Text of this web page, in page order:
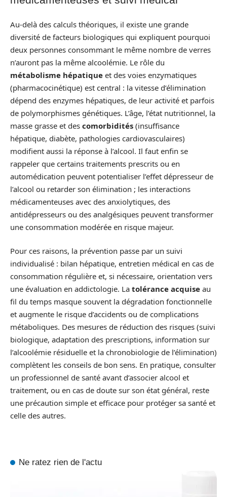
Au-delà des calculs théoriques, il existe une grande
diversité de facteurs biologiques qui expliquent pourquoi
deux personnes consommant le même nombre de verres
n’auront pas la même alcoolémie. Le rôle du
métabolisme hépatique et des voies enzymatiques
(pharmacocinétique) est central : la vitesse d’élimination
dépend des enzymes hépatiques, de leur activité et parfois
de polymorphismes génétiques. L’âge, l’état nutritionnel, la
masse grasse et des comorbidités (insuffisance
hépatique, diabète, pathologies cardiovasculaires)
modifient aussi la réponse à l’alcool. Il faut enfin se
rappeler que certains traitements prescrits ou en
automédication peuvent potentialiser l’effet dépresseur de
l’alcool ou retarder son élimination ; les interactions
médicamenteuses avec des anxiolytiques, des
antidépresseurs ou des analgésiques peuvent transformer
une consommation modérée en risque majeur.
Pour ces raisons, la prévention passe par un suivi
individualisé : bilan hépatique, entretien médical en cas de
consommation régulière et, si nécessaire, orientation vers
une évaluation en addictologie. La tolérance acquise au
fil du temps masque souvent la dégradation fonctionnelle
et augmente le risque d’accidents ou de complications
métaboliques. Des mesures de réduction des risques (suivi
biologique, adaptation des prescriptions, information sur
l’alcoolémie résiduelle et la chronobiologie de l’élimination)
complètent les conseils de bon sens. En pratique, consulter
un professionnel de santé avant d’associer alcool et
traitement, ou en cas de doute sur son état général, reste
une précaution simple et efficace pour protéger sa santé et
celle des autres.
Ne ratez rien de l'actu